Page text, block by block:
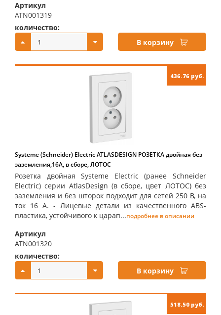
Артикул
ATN001319
количество:
В корзину
436.76 руб.
Systeme (Schneider) Electric ATLASDESIGN РОЗЕТКА двойная без
заземления,16А, в сборе, ЛОТОС
Розетка двойная Systeme Electric (ранее Schneider
Electric) серии AtlasDesign (в сборе, цвет ЛОТОС) без
заземления и без шторок подходит для сетей 250 В, на
ток 16 А. - Лицевые детали из качественного ABS-
пластика, устойчивого к царап...подробнее в описании
Артикул
ATN001320
количество:
В корзину
518.50 руб.